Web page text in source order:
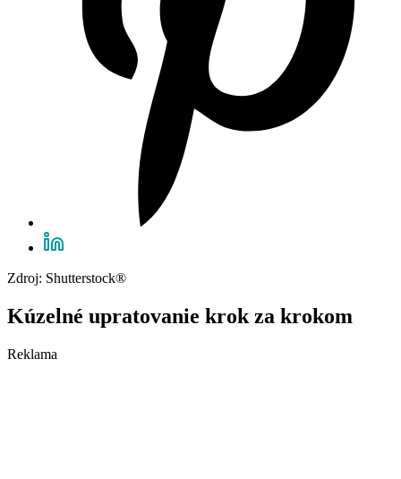
Zdroj: Shutterstock®
Kúzelné upratovanie krok za krokom
Reklama